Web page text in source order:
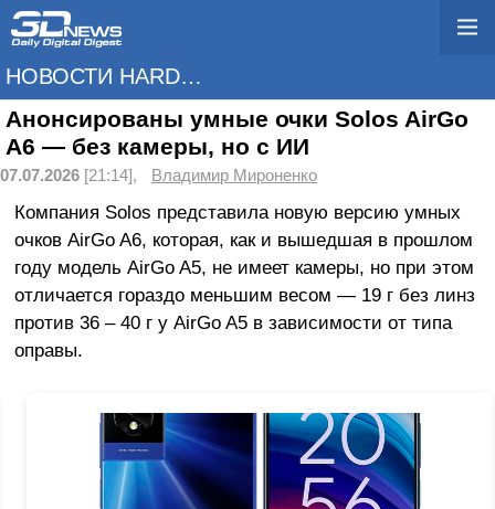
НОВОСТИ HARDWARE
Анонсированы умные очки Solos AirGo
A6 — без камеры, но с ИИ
07.07.2026 [21:14], Владимир Мироненко
Компания Solos представила новую версию умных
очков AirGo A6, которая, как и вышедшая в прошлом
году модель AirGo A5, не имеет камеры, но при этом
отличается гораздо меньшим весом — 19 г без линз
против 36 – 40 г у AirGo A5 в зависимости от типа
оправы.